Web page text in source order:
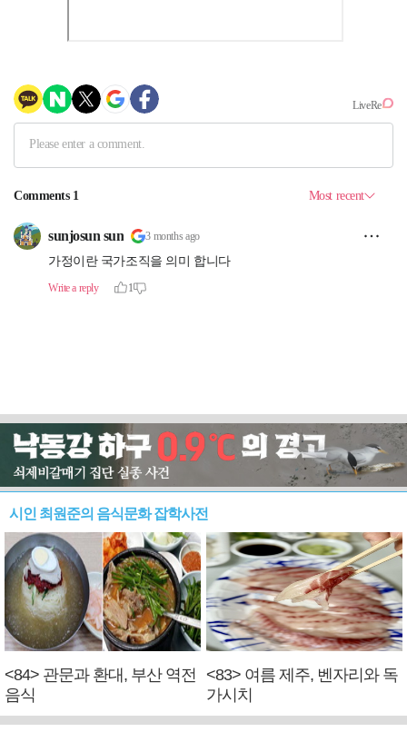
시인 최원준의 음식문화 잡학사전
<84> 관문과 환대, 부산 역전
음식
<83> 여름 제주, 벤자리와 독
가시치